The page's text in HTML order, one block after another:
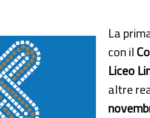
La
con il
Liceo
altre